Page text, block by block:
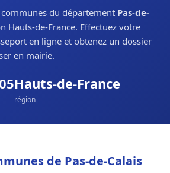
du département Pas-de-
Hauts-de-France. Effectuez votre
en ligne et obtenez un dossier
en mairie.
Hauts-de-France
région
de Pas-de-Calais